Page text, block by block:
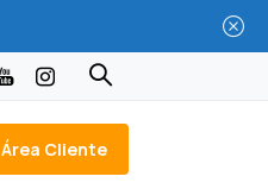
Área Cliente